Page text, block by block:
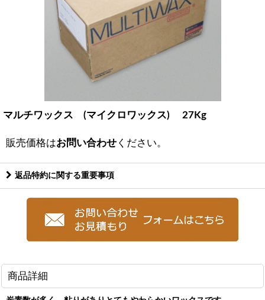
マルチワックス (マイクロワックス) 27Kg
販売価格はお問い合わせ ください。
返品特約に関する重要事項
商品詳細